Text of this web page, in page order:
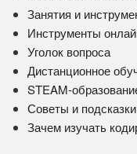
Занятия и
Инструменты
Уголок вопроса
Дистанционное
STEAM-
Советы и подсказки
Зачем изучать